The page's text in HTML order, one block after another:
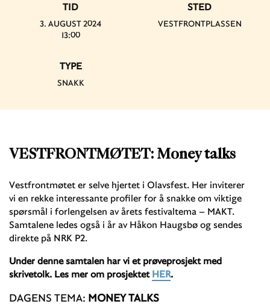
VESTFRONTMØTET: Money talks
Vestfrontmøtet er selve hjertet i Olavsfest. Her inviterer
vi en rekke interessante profiler for å snakke om viktige
spørsmål i forlengelsen av årets festivaltema – MAKT.
Samtalene ledes også i år av Håkon Haugsbø og sendes
direkte på NRK P2.
Under denne samtalen har vi et prøveprosjekt med
skrivetolk. Les mer om prosjektet HER.
DAGENS TEMA: MONEY TALKS
TID
3. AUGUST 2024
13:00
STED
VESTFRONTPLASSEN
TYPE
SNAKK